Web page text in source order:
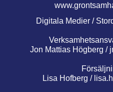
Digitala Medier /
Jon Mattias Högberg /
Lisa Hofberg /